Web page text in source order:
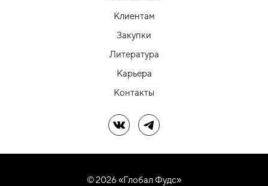
Клиентам
Закупки
Литература
Карьера
Контакты
Мы в ВКМы в Telegram
© 2026 «Глобал Фудс»